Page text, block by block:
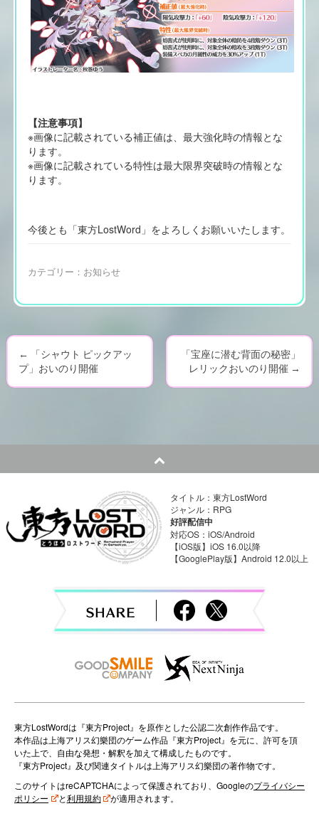
【注意事項】
※画像に記載されている補正値は、最大強化時の情報とな
ります。
※画像に記載されている特性は最大限界突破時の情報とな
ります。
今後とも「東方LostWord」をよろしくお願いいたします。
カテゴリー： お知らせ
P
a
v
o
n
←
「シャウト ピックアッ
プ」おいのり開催
「宝座に潜む背面の秘密」
レリックおいのり開催 →
タイトル：東方LostWord
ジャンル：RPG
好評配信中
対応OS：iOS/Android
【iOS版】iOS 16.0以降
【GooglePlay版】Android 12.0以上
東方LostWordは『東方Project』を原作とした公認二次創作作品です。
本作品は上海アリス幻樂団のゲーム作品『東方Project』を元に、許可を頂
いた上で、自由な発想・解釈を加えて構成したものです。
『東方Project』及び関連タイトルは上海アリス幻樂団の著作物です。
このサイトはreCAPTCHAによって保護されており、Googleのプライバシー
ポリシー
と利用規約 が適用されます。